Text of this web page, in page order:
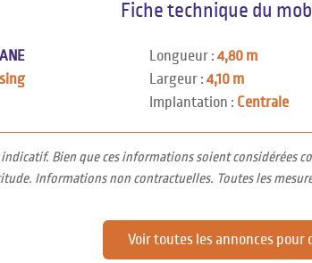
Fiche technique du
Longueur : 4,80 m
Largeur : 4,10 m
Implantation : Centrale
Bien que ces informations soient considérées
Informations non contractuelles. Toutes les
Voir toutes les annonces pour